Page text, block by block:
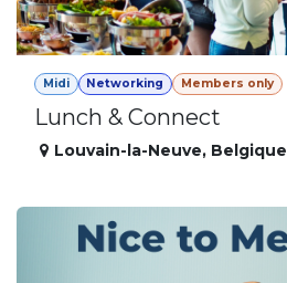
Midi Networking Members only
Lunch & Connect
Louvain-la-Neuve, Belgique